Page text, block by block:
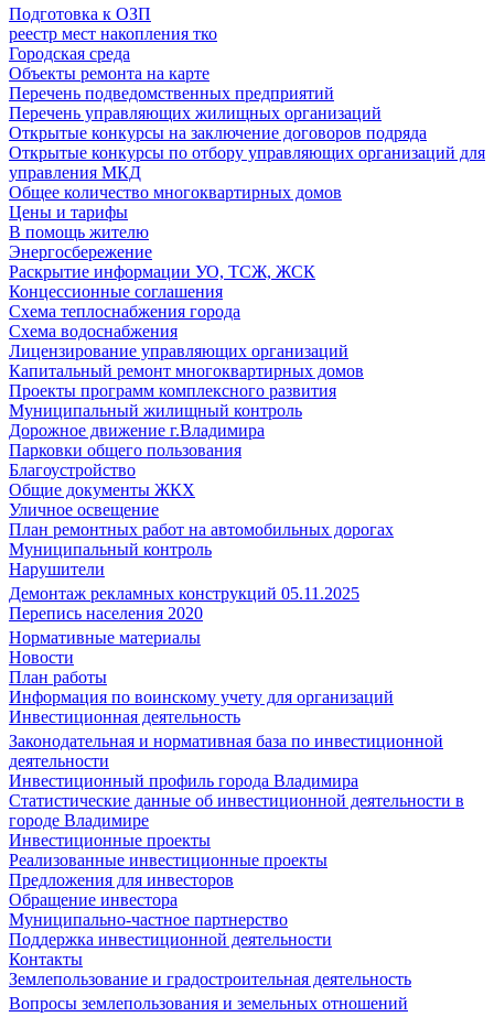
Подготовка к ОЗП
реестр мест накопления тко
Городская среда
Объекты ремонта на карте
Перечень подведомственных предприятий
Перечень управляющих жилищных организаций
Открытые конкурсы на заключение договоров подряда
Открытые конкурсы по отбору управляющих организаций для
управления МКД
Общее количество многоквартирных домов
Цены и тарифы
В помощь жителю
Энергосбережение
Раскрытие информации УО, ТСЖ, ЖСК
Концессионные соглашения
Схема теплоснабжения города
Схема водоснабжения
Лицензирование управляющих организаций
Капитальный ремонт многоквартирных домов
Проекты программ комплексного развития
Муниципальный жилищный контроль
Дорожное движение г.Владимира
Парковки общего пользования
Благоустройство
Общие документы ЖКХ
Уличное освещение
План ремонтных работ на автомобильных дорогах
Муниципальный контроль
Нарушители
Демонтаж рекламных конструкций 05.11.2025
Перепись населения 2020
Нормативные материалы
Новости
План работы
Информация по воинскому учету для организаций
Инвестиционная деятельность
Законодательная и нормативная база по инвестиционной
деятельности
Инвестиционный профиль города Владимира
Статистические данные об инвестиционной деятельности в
городе Владимире
Инвестиционные проекты
Реализованные инвестиционные проекты
Предложения для инвесторов
Обращение инвестора
Муниципально-частное партнерство
Поддержка инвестиционной деятельности
Контакты
Землепользование и градостроительная деятельность
Вопросы землепользования и земельных отношений